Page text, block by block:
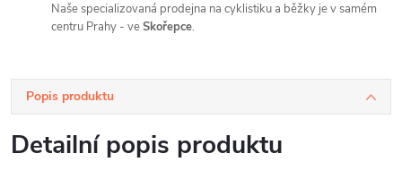
Naše specializovaná prodejna na cyklistiku a běžky je v samém
centru Prahy - veSkořepce.
Popis produktu
Detailní popis produktu